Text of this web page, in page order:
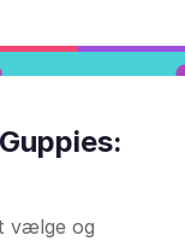
vælge og